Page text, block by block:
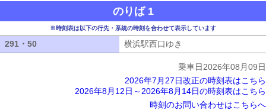
のりば 1
※時刻表は以下の行先・系統の時刻を合わせて表示しています
291・50 横浜駅西口ゆき
乗車日2026年08月09日
2026年7月27日改正の時刻表はこちら
2026年8月12日～2026年8月14日の時刻表はこちら
時刻のお問い合わせはこちらへ